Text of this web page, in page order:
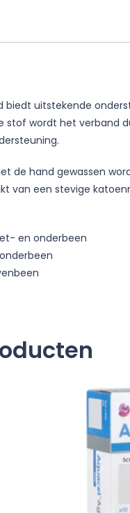
uitstekende
stof wordt het
de hand gewassen
van een stevige
en onderbeen